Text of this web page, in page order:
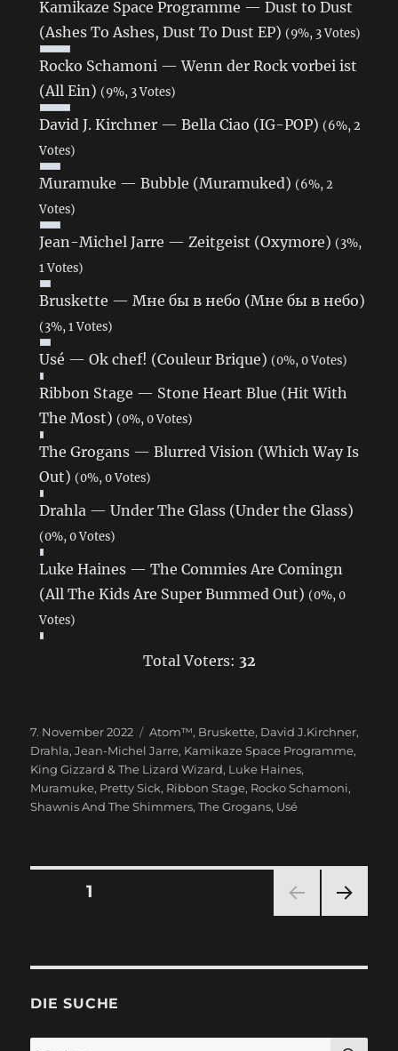
Kamikaze Space Programme — Dust to Dust
(Ashes To Ashes, Dust To Dust EP) (9%, 3 Votes)
Rocko Schamoni — Wenn der Rock vorbei ist
(All Ein) (9%, 3 Votes)
David J. Kirchner — Bella Ciao (IG-POP) (6%, 2
Votes)
Muramuke — Bubble (Muramuked) (6%, 2
Votes)
Jean-Michel Jarre — Zeitgeist (Oxymore) (3%,
1 Votes)
Bruskette — Мне бы в небо (Мне бы в небо)
(3%, 1 Votes)
Usé — Ok chef! (Couleur Brique) (0%, 0 Votes)
Ribbon Stage — Stone Heart Blue (Hit With
The Most) (0%, 0 Votes)
The Grogans — Blurred Vision (Which Way Is
Out) (0%, 0 Votes)
Drahla — Under The Glass (Under the Glass)
(0%, 0 Votes)
Luke Haines — The Commies Are Comingn
(All The Kids Are Super Bummed Out) (0%, 0
Votes)
Total Voters: 32
Veröffentlicht
am
7. November 2022 Schlagwörter
Atom™, Bruskette, David J.Kirchner,
Drahla,Jean-Michel Jarre, Kamikaze Space Programme,
King Gizzard & The Lizard Wizard, Luke Haines,
Muramuke, Pretty Sick, Ribbon Stage, Rocko Schamoni,
Shawnis And The Shimmers,The Grogans, Usé
Seitennummerierung
Beiträge
1
E
DIE SUCHE